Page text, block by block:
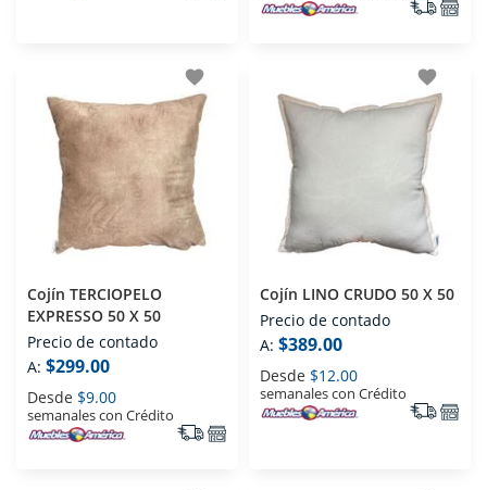
favorite
Cojín TERCIOPELO
EXPRESSO 50 X 50
Precio de contado
A: $299.00
Desde $9.00
semanales con Crédito
favorite
Cojín LINO CRUDO 50 X 50
Precio de contado
A: $389.00
Desde $12.00
semanales con Crédito